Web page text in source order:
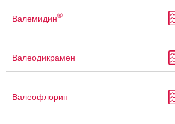
Валемидин®
Валеодикрамен
Валеофлорин